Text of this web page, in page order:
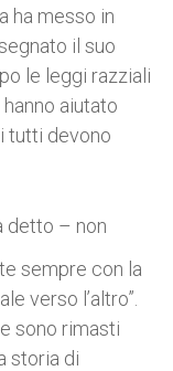
ha messo in
il suo
le leggi razziali
aiutato
tutti devono
detto – non
sempre con la
verso l’altro”.
sono rimasti
storia di